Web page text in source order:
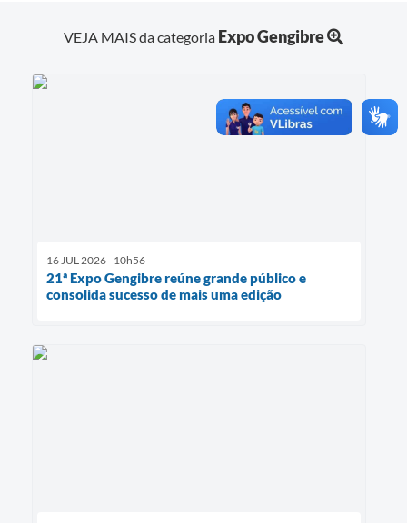
VEJA MAIS da categoria Expo Gengibre
16 JUL 2026 - 10h56
21ª Expo Gengibre reúne grande público e
consolida sucesso de mais uma edição